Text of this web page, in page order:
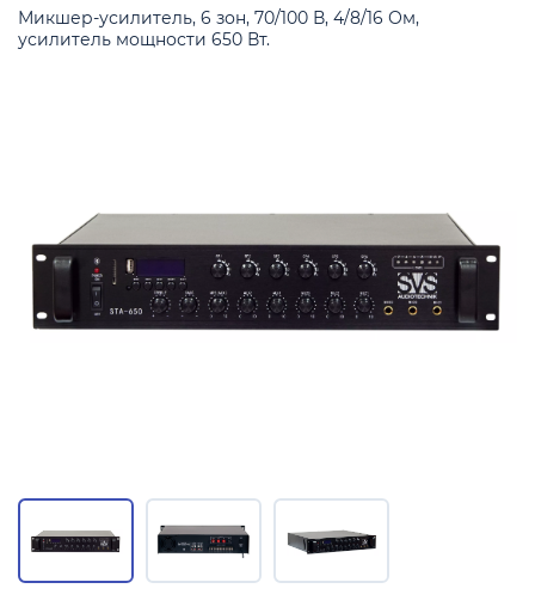
Микшер-усилитель, 6 зон, 70/100 В, 4/8/16 Ом,
усилитель мощности 650 Вт.